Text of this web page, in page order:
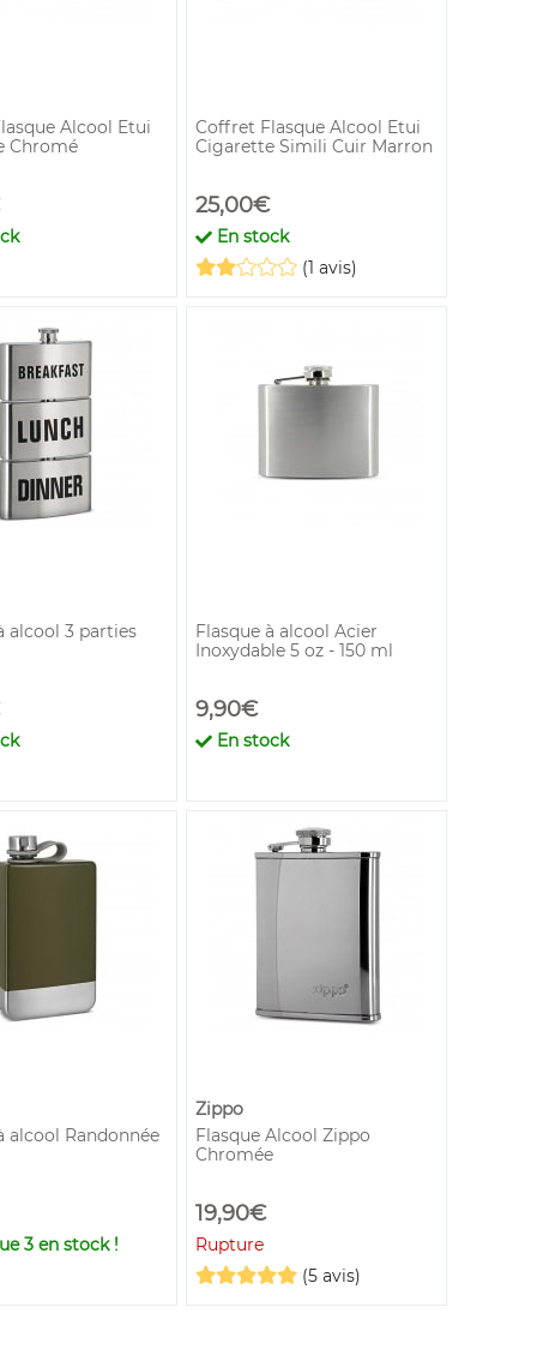
Alcool Etui
Chromé
Coffret Flasque Alcool Etui
Cigarette Simili Cuir Marron
25,00€
En stock
(1 avis)
alcool 3 parties
Flasque à alcool Acier
Inoxydable 5 oz - 150 ml
9,90€
En stock
alcool Randonnée
3en stock !
Zippo
Flasque Alcool Zippo
Chromée
19,90€
Rupture
(5 avis)